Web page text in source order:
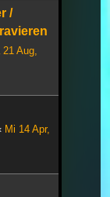
/
Aug,
Mi 14 Apr,